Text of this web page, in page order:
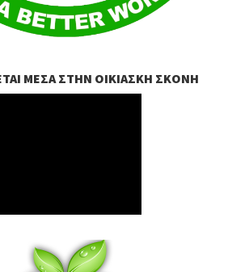
ΜΈΣΑ ΣΤΗΝ ΟΙΚΙΑΣΚΉ ΣΚΌΝΗ